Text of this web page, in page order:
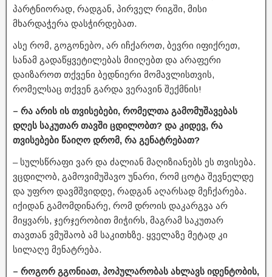
პარტნიორად, რადგან, პირველ რიგში, მისი
მხარდაჭერა დასჭირდებათ.
ასე რომ, გოგონებო, არ იჩქაროთ, ბევრი იფიქრეთ,
სანამ გადაწყვეტილებას მიიღებთ და არაფერი
დაიზაროთ თქვენი ბედნიერი მომავლისთვის,
რომელსაც თქვენ გარდა ვერავინ შექმნის!
– რა არის ის თვისებები, რომელთა გამომუშავებას
დღეს საკუთარ თავში ცდილობთ? და კიდევ, რა
თვისებები წაიღო დრომ, რა გენატრებათ?
– სულსწრაფი ვარ და ძალიან მაღიზიანებს ეს თვისება.
ვცდილობ, გამოვიმუშავო უნარი, რომ ცოტა შევნელდე
და უფრო დავმშვიდდე, რადგან აღარსად მეჩქარება.
იქიდან გამომდინარე, რომ დროის დაკარგვა არ
მიყვარს, ჯერჯერობით მიჭირს, მაგრამ საკუთარ
თავთან ვმუშაობ ამ საკითხზე. ყველაზე მეტად კი
სილაღე მენატრება.
– როგორ გგონიათ, პოპულარობას ახლავს იდენტობის,